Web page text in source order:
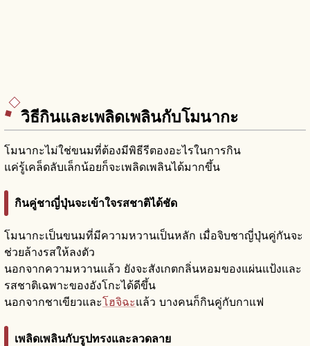
วิธีกินและเพลิดเพลินกับโมนากะ
โมนากะไม่ใช่ขนมที่ต้องมีพิธีรีตองอะไรในการกิน
แค่รู้เคล็ดลับเล็กน้อยก็จะเพลิดเพลินได้มากขึ้น
กินคู่ชาญี่ปุ่นจะเข้าใจรสชาติได้ชัด
โมนากะเป็นขนมที่มีความหวานเป็นหลัก เมื่อจิบชาญี่ปุ่นคู่กันจะ
ช่วยล้างรสให้ลงตัว
นอกจากความหวานแล้ว ยังจะสังเกตกลิ่นหอมของแผ่นแป้งและ
รสชาติเฉพาะของอังโกะได้ดีขึ้น
นอกจากชาเขียวและโฮจิฉะแล้ว บางคนก็กินคู่กับกาแฟ
เพลิดเพลินกับรูปทรงและลวดลาย